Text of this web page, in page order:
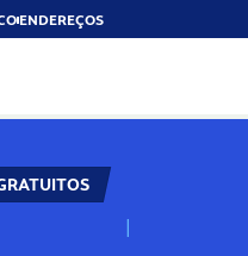
ENDEREÇOS
N